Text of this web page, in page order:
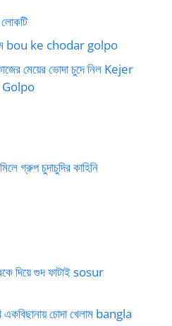
bou ke chodar golpo
মেয়ের ভোদা চুদে নিল Kejer
গ্রুপ চুদাচুদির কাহিনি
দিয়ে গুদ ফাটাই sosur
একবিছানায় চোদা খেলাম bangla